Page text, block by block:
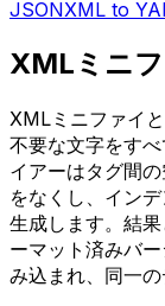
JSONXML to
XMLミニ
XMLミニファイ
不要な文字をす
イアーはタグ間
をなくし、イン
生成します。結
ーマット済みバ
み込まれ、同一の